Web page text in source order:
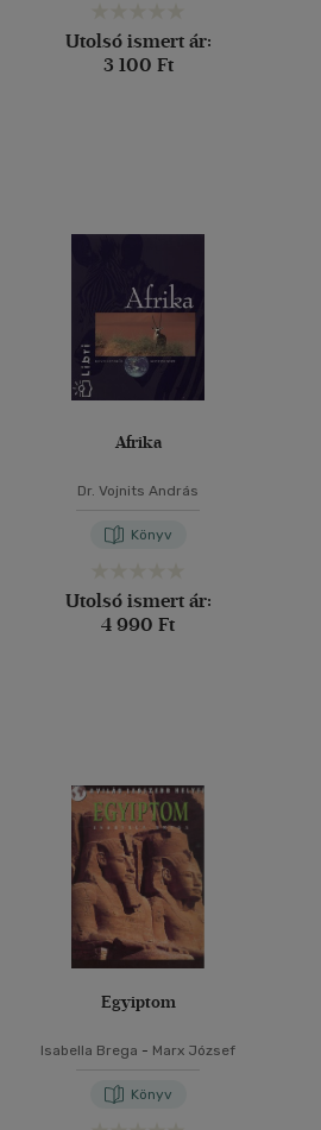
Utolsó ismert ár:
3 100 Ft
Afrika
Dr. Vojnits András
Könyv
Utolsó ismert ár:
4 990 Ft
Egyiptom
Isabella Brega - Marx József
Könyv